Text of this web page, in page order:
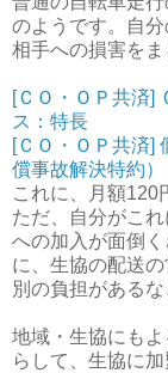
のようです。自
相手への損害を
[ＣＯ・ＯＰ共済]
ス：特長
[ＣＯ・ＯＰ共済]
償事故解決特約）
これに、月額120
ただ、自分がこ
への加入が面倒
に、生協の配送
別の負担があるな
地域・生協にも
らして、生協に